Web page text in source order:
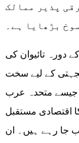
پذیر ممالک
بڑھایا ہے۔
دورہ تائیوان کی
کے لیے سخت
جیسے متحدہ عرب
اقتصادی مستقبل
جا رہے ہیں۔ ان